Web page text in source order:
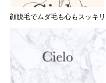
顔脱毛でムダ毛も心もスッキリ